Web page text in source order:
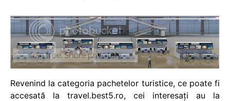
Revenind la categoria pachetelor turistice, ce poate fi
accesată la travel.best5.ro, cei interesaţi au la